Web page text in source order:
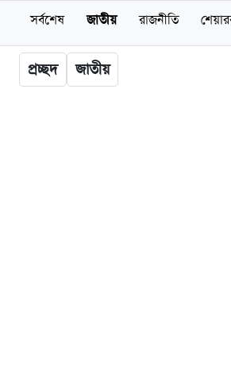
সর্বশেষ জাতীয় রাজনীতি
প্রচ্ছদ জাতীয়